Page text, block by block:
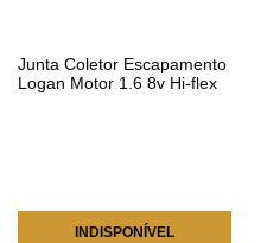
Junta Coletor Escapamento
Logan Motor 1.6 8v Hi-flex
INDISPONÍVEL